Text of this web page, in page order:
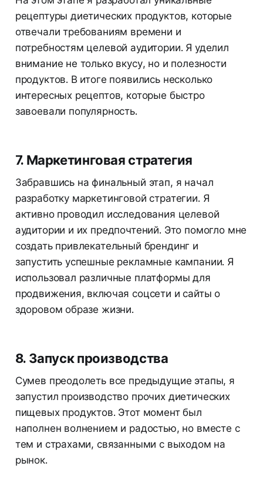
рецептуры диетических продуктов, которые
отвечали требованиям времени и
потребностям целевой аудитории. Я уделил
внимание не только вкусу, но и полезности
продуктов. В итоге появились несколько
интересных рецептов, которые быстро
завоевали популярность.
7. Маркетинговая стратегия
Забравшись на финальный этап, я начал
разработку маркетинговой стратегии. Я
активно проводил исследования целевой
аудитории и их предпочтений. Это помогло мне
создать привлекательный брендинг и
запустить успешные рекламные кампании. Я
использовал различные платформы для
продвижения, включая соцсети и сайты о
здоровом образе жизни.
8. Запуск производства
Сумев преодолеть все предыдущие этапы, я
запустил производство прочих диетических
пищевых продуктов. Этот момент был
наполнен волнением и радостью, но вместе с
тем и страхами, связанными с выходом на
рынок.